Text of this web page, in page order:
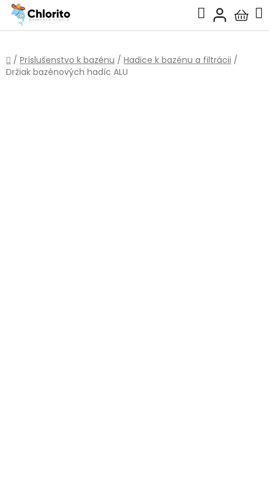
Prejsť
obsah
Hľadať
košík
Domov
/ Príslušenstvo k bazénu / Hadice k bazénu a filtrácii /
Držiak bazénových hadíc ALU